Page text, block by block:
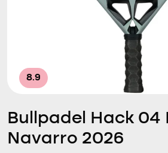
8.9
Bullpadel Hack 04
Navarro 2026